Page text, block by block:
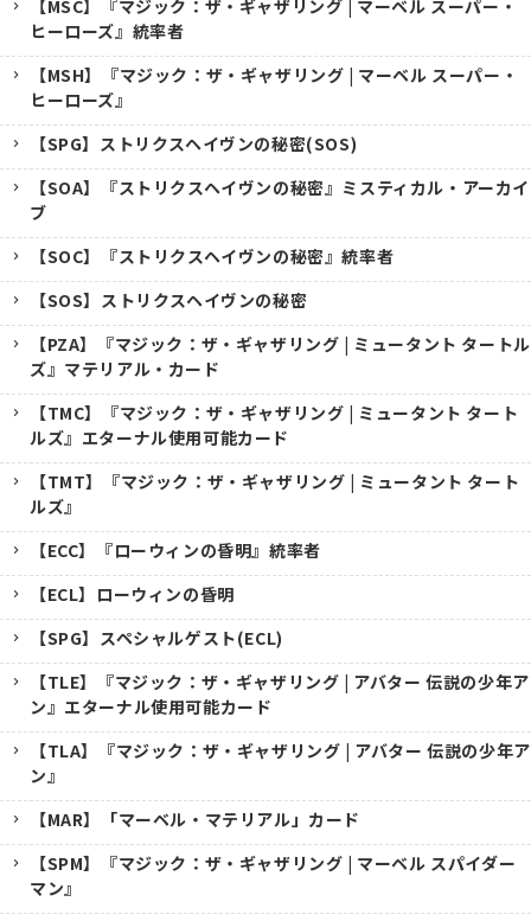
【MSC】『マジック：ザ・ギャザリング | マーベル スーパー・
ヒーローズ』統率者
【MSH】『マジック：ザ・ギャザリング | マーベル スーパー・
ヒーローズ』
【SPG】ストリクスヘイヴンの秘密(SOS)
【SOA】『ストリクスヘイヴンの秘密』ミスティカル・アーカイ
ブ
【SOC】『ストリクスヘイヴンの秘密』統率者
【SOS】ストリクスヘイヴンの秘密
【PZA】『マジック：ザ・ギャザリング | ミュータント タートル
ズ』マテリアル・カード
【TMC】『マジック：ザ・ギャザリング | ミュータント タート
ルズ』エターナル使用可能カード
【TMT】『マジック：ザ・ギャザリング | ミュータント タート
ルズ』
【ECC】『ローウィンの昏明』統率者
【ECL】ローウィンの昏明
【SPG】スペシャルゲスト(ECL)
【TLE】『マジック：ザ・ギャザリング | アバター 伝説の少年ア
ン』エターナル使用可能カード
【TLA】『マジック：ザ・ギャザリング | アバター 伝説の少年ア
ン』
【MAR】「マーベル・マテリアル」カード
【SPM】『マジック：ザ・ギャザリング | マーベル スパイダー
マン』